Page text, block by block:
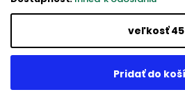
veľkosť 45